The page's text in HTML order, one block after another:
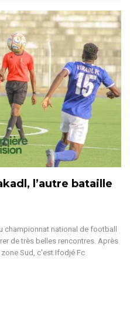
l’autre bataille
championnat national de football
de très belles rencontres. Après
Sud, c'est Ifodjé Fc